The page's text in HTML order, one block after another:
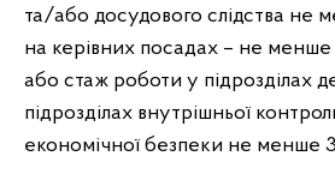
та/або досудового слідства не
на керівних посадах – не менше
або стаж роботи у підрозділах
підрозділах внутрішньої
економічної безпеки не менше 3